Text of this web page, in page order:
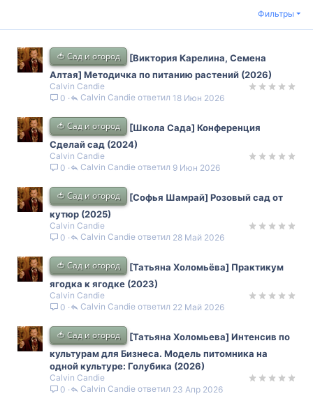
Фильтры
🍅 Сад и огород
[Виктория Карелина, Семена
Алтая] Методичка по питанию растений (2026)
Calvin Candie
0
18 Июн 2026
Calvin Candie
🍅 Сад и огород
[Школа Сада] Конференция
Сделай сад (2024)
Calvin Candie
0
9 Июн 2026
Calvin Candie
🍅 Сад и огород
[Софья Шамрай] Розовый сад от
кутюр (2025)
Calvin Candie
0
28 Май 2026
Calvin Candie
🍅 Сад и огород
[Татьяна Холомьёва] Практикум
ягодка к ягодке (2023)
Calvin Candie
0
22 Май 2026
Calvin Candie
🍅 Сад и огород
[Татьяна Холомьева] Интенсив по
культурам для Бизнеса. Модель питомника на
одной культуре: Голубика (2026)
Calvin Candie
0
23 Апр 2026
Calvin Candie